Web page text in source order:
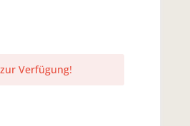
Verfügung!